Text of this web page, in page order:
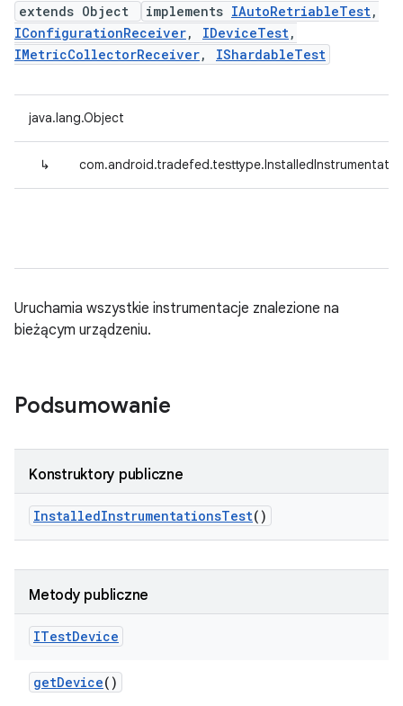
extends Object
implements IAutoRetriableTest,
IConfigurationReceiver, IDeviceTest,
IMetricCollectorReceiver, IShardableTest
java.lang.Object
↳
Uruchamia wszystkie instrumentacje znalezione na
bieżącym urządzeniu.
Podsumowanie
Konstruktory publiczne
InstalledInstrumentationsTest()
Metody publiczne
ITestDevice
getDevice()